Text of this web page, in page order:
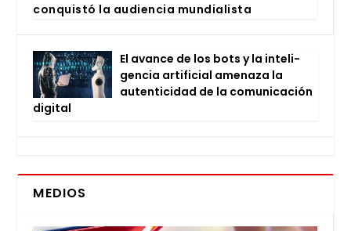
con­quis­tó la audien­cia mun­dia­lis­ta
El avan­ce de los bots y la inte­li­
gen­cia arti­fi­cial ame­na­za la
auten­ti­ci­dad de la comu­ni­ca­ción
digi­tal
MEDIOS